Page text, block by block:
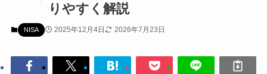
りやすく解説
NISA 2025年12月4日 2026年7月23日